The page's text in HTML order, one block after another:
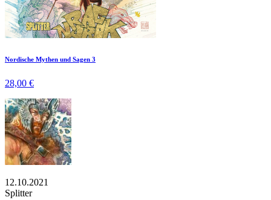
Nordische Mythen und Sagen 3
28,00 €
12.10.2021
Splitter